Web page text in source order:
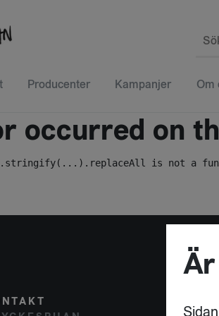
Producenter Kampanjer Om
occurred on
is not a